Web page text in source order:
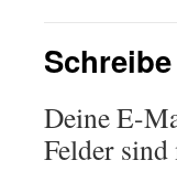
Deine E-
Felder